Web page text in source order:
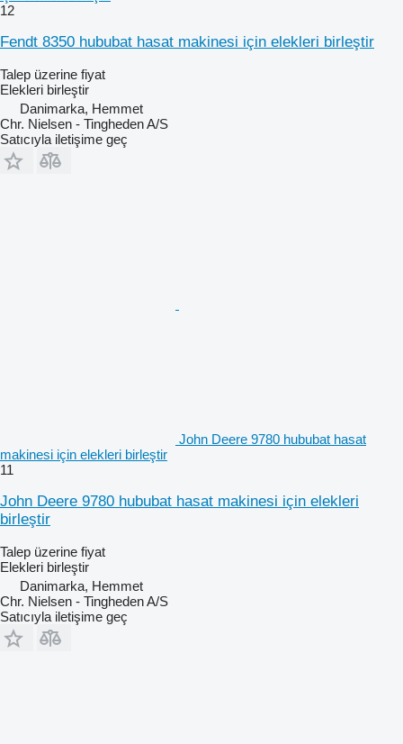
12
Fendt 8350 hububat hasat makinesi için elekleri birleştir
Talep üzerine fiyat
Elekleri birleştir
Danimarka, Hemmet
Chr. Nielsen - Tingheden A/S
Satıcıyla iletişime geç
John Deere 9780 hububat hasat
makinesi için elekleri birleştir
11
John Deere 9780 hububat hasat makinesi için elekleri
birleştir
Talep üzerine fiyat
Elekleri birleştir
Danimarka, Hemmet
Chr. Nielsen - Tingheden A/S
Satıcıyla iletişime geç